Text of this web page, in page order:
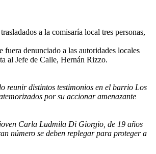
a la comisaría local tres personas,
denunciado a las autoridades locales
al Jefe de Calle, Hernán Rizzo.
reunir distintos testimonios en el barrio Los
por su accionar amenazante
Carla Ludmila Di Giorgio, de 19 años
número se deben replegar para proteger a